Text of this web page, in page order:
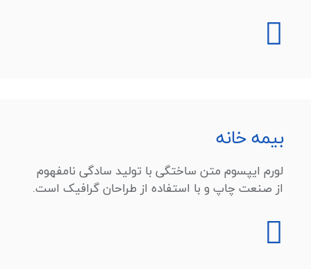
بیمه خانه
لورم ایپسوم متن ساختگی با تولید سادگی نامفهوم
از صنعت چاپ و با استفاده از طراحان گرافیک است.